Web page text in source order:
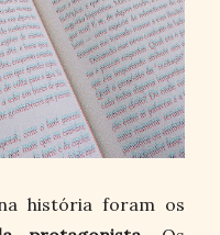
história foram os